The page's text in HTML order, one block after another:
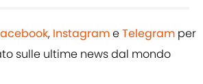
, InstagrameTelegram per
sulle ultime news dal mondo